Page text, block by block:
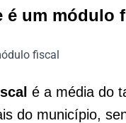
é um módulo
é a média do
do município,